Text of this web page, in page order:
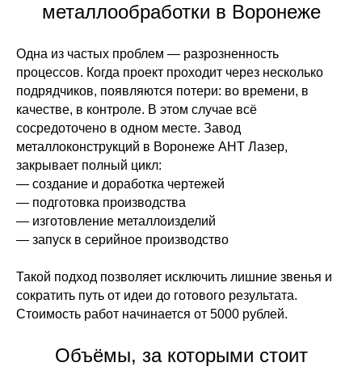
металлообработки в Воронеже
Одна из частых проблем — разрозненность
процессов. Когда проект проходит через несколько
подрядчиков, появляются потери: во времени, в
качестве, в контроле. В этом случае всё
сосредоточено в одном месте. Завод
металлоконструкций в Воронеже АНТ Лазер,
закрывает полный цикл:
— создание и доработка чертежей
— подготовка производства
— изготовление металлоизделий
— запуск в серийное производство
Такой подход позволяет исключить лишние звенья и
сократить путь от идеи до готового результата.
Стоимость работ начинается от 5000 рублей.
Объёмы, за которыми стоит